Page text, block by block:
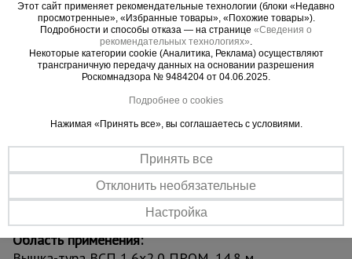
обеспечивая долговечность даже при
интенсивной эксплуатации.
Вышка оснащена винтовыми домкратами для
устойчивой установки на неровных поверхностях
и надёжными ограждениями для максимальной
безопасности. Четыре обрезиненных колеса
объекту. Сборка осуществляется по принципу
«труба в трубу» с фиксацией флажковыми
замками — без инструментов и специальных
навыков. Грузоподъёмность до 250 кг
обеспечивает комфортную работу с
инструментами и материалами.
Область применения:
Этот сайт применяет рекомендательные технологии (блоки «Недавно
просмотренные», «Избранные товары», «Похожие товары»).
Подробности и способы отказа — на странице «Сведения о
рекомендательных технологиях»
Некоторые категории cookie (Аналитика, Реклама) осуществляют
трансграничную передачу данных на основании разрешения
Роскомнадзора № 9484204 от 04.06.2025.
Подробнее о cookies
Нажимая «Принять все», вы соглашаетесь с условиями.
Принять все
Отклонить необязательные
Настройка